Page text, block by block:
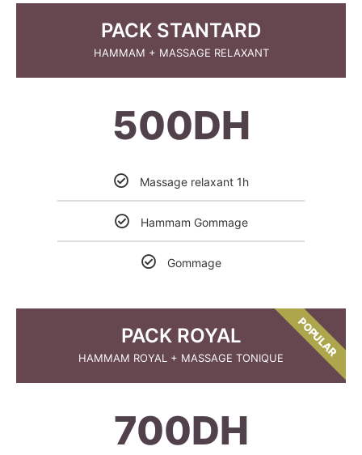
PACK STANTARD
HAMMAM + MASSAGE RELAXANT
500DH
Massage relaxant 1h
Hammam Gommage
Gommage
PACK ROYAL
HAMMAM ROYAL + MASSAGE TONIQUE
700DH
POPULAR